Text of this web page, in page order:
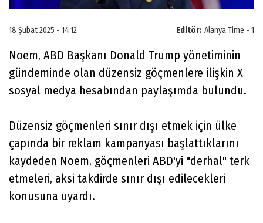
Editör: Alanya Time - 1
18 Şubat 2025 - 14:12
Noem, ABD Başkanı Donald Trump yönetiminin
gündeminde olan düzensiz göçmenlere ilişkin X
sosyal medya hesabından paylaşımda bulundu.
Düzensiz göçmenleri sınır dışı etmek için ülke
çapında bir reklam kampanyası başlattıklarını
kaydeden Noem, göçmenleri ABD'yi "derhal" terk
etmeleri, aksi takdirde sınır dışı edilecekleri
konusuna uyardı.